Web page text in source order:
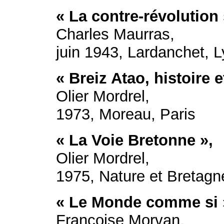
« La contre-révolution
Charles Maurras,
juin 1943, Lardanchet,
« Breiz Atao, histoire
Olier Mordrel,
1973, Moreau, Paris
« La Voie Bretonne »,
Olier Mordrel,
1975, Nature et
« Le Monde comme si
Françoise Morvan,